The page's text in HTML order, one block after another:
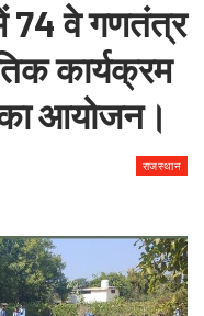
74 वे गणतंत्र
कार्यक्रम
आयोजन।
राजस्थान